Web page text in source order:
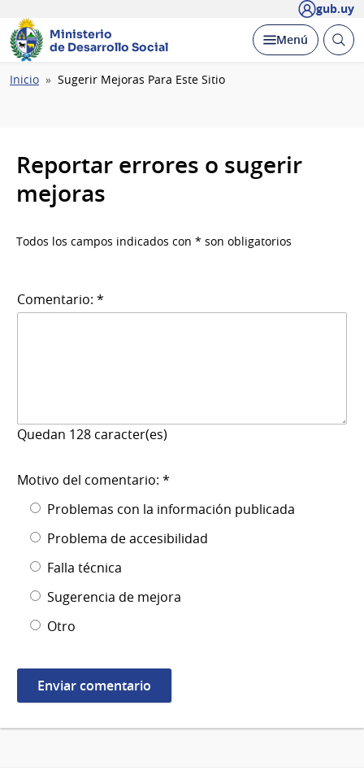
gub.uy
Ministerio
de Desarrollo Social
Desplegar
Menú Abrir
Ruta
Inicio Sugerir Mejoras Para Este Sitio
Reportar errores o sugerir
mejoras
Todos los campos indicados con * son obligatorios
Comentario: *
Quedan 128 caracter(es)
Motivo del comentario: *
Problemas con la información publicada
Problema de accesibilidad
Falla técnica
Sugerencia de mejora
Otro